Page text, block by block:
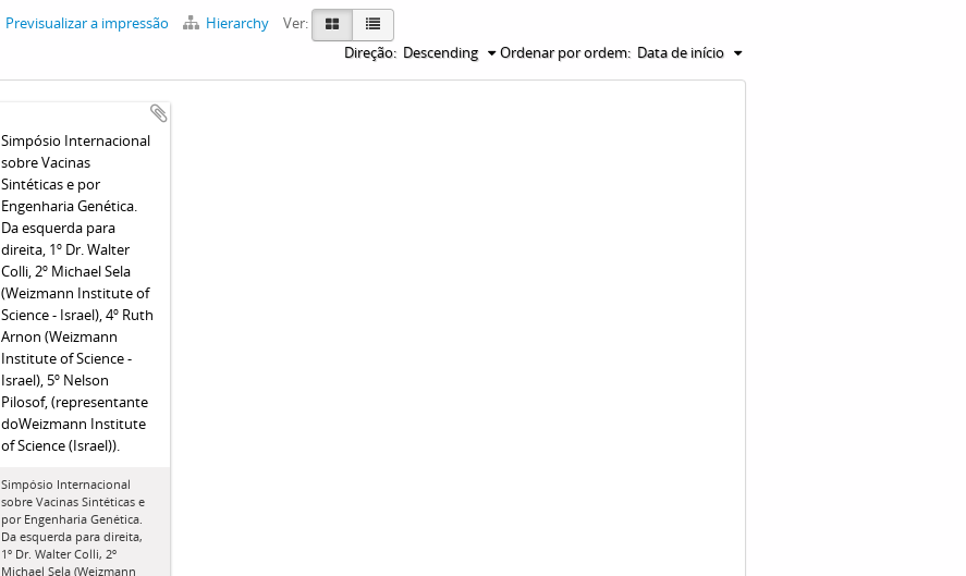
Previsualizar a impressão Hierarchy
Ver:
Ordenar por ordem: Data de início
Direção: Descending
Simpósio Internacional
sobre Vacinas
Sintéticas e por
Engenharia Genética.
Da esquerda para
direita, 1º Dr. Walter
Colli, 2º Michael Sela
(Weizmann Institute of
Science - Israel), 4º Ruth
Arnon (Weizmann
Institute of Science -
Israel), 5º Nelson
Pilosof, (representante
doWeizmann Institute
of Science (Israel)).
Simpósio Internacional
sobre Vacinas Sintéticas e
por Engenharia Genética.
Da esquerda para direita,
1º Dr. Walter Colli, 2º
Michael Sela (Weizmann